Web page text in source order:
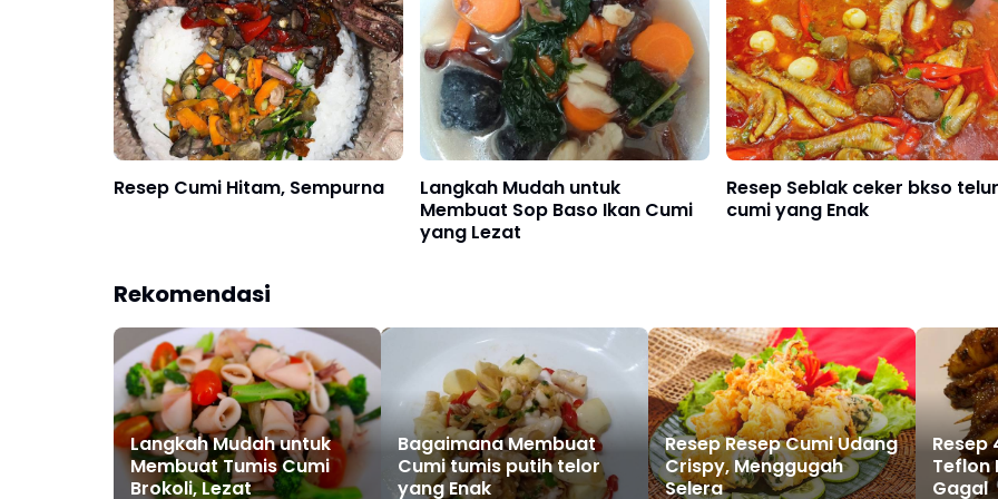
Resep Cumi Hitam, Sempurna
Langkah Mudah untuk
Membuat Sop Baso Ikan Cumi
yang Lezat
Resep Seblak ceker bkso telur
cumi yang Enak
Rekomendasi
Langkah Mudah untuk
Membuat Tumis Cumi
Brokoli, Lezat
Bagaimana Membuat
Cumi tumis putih telor
yang Enak
Resep Resep Cumi Udang
Crispy, Menggugah
Selera
Resep
Teflon
Gagal